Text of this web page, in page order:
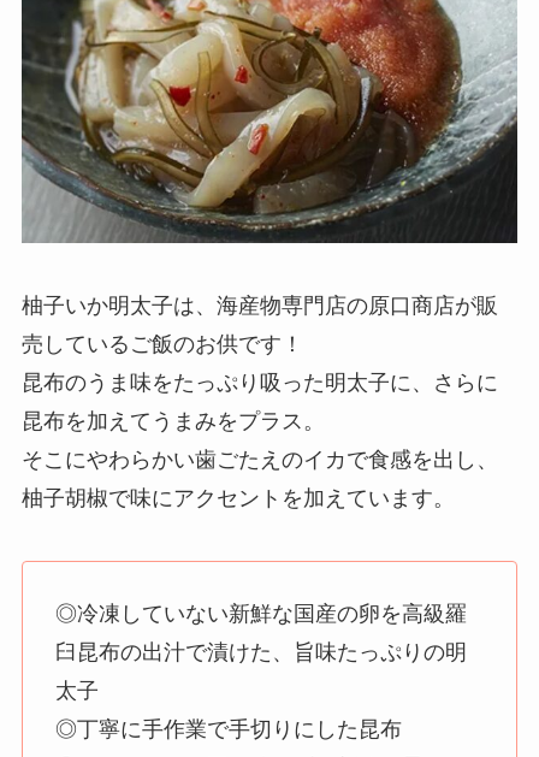
柚子いか明太子は、海産物専門店の原口商店が販
売しているご飯のお供です！
昆布のうま味をたっぷり吸った明太子に、さらに
昆布を加えてうまみをプラス。
そこにやわらかい歯ごたえのイカで食感を出し、
柚子胡椒で味にアクセントを加えています。
◎冷凍していない新鮮な国産の卵を高級羅
臼昆布の出汁で漬けた、旨味たっぷりの明
太子
◎丁寧に手作業で手切りにした昆布